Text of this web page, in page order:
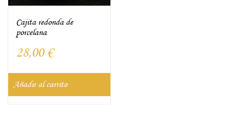
Cajita redonda de
porcelana
28,00 €
Añadir al carrito